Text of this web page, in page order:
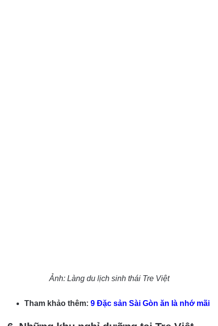
Ảnh: Làng du lịch sinh thái Tre Việt
Tham khảo thêm: 9 Đặc sản Sài Gòn ăn là nhớ mãi